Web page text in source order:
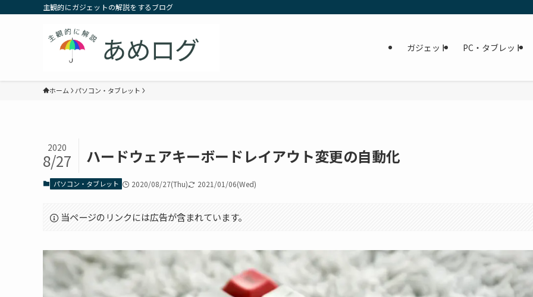
主観的にガジェットの解説をするブログ
ガジェット PC・タブレット
ホーム パソコン・タブレット
ハードウェアキーボードレイアウト変更の自動化
2020
8/27
パソコン・タブレット 2020/08/27(Thu) 2021/01/06(Wed)
当ページのリンクには広告が含まれています。